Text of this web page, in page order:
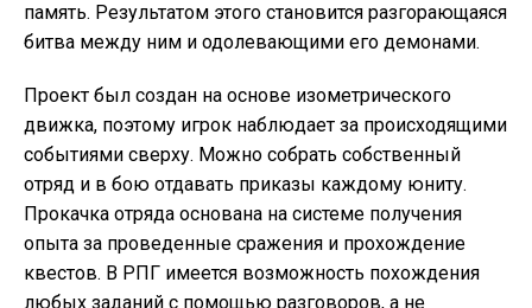
память. Результатом этого становится разгорающаяся
битва между ним и одолевающими его демонами.
Проект был создан на основе изометрического
движка, поэтому игрок наблюдает за происходящими
событиями сверху. Можно собрать собственный
отряд и в бою отдавать приказы каждому юниту.
Прокачка отряда основана на системе получения
опыта за проведенные сражения и прохождение
квестов. В РПГ имеется возможность похождения
любых заданий с помощью разговоров, а не